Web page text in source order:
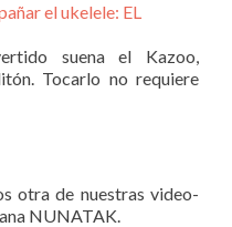
el ukelele: EL
suena el Kazoo,
Tocarlo no requiere
otra de nuestras video-
NUNATAK.